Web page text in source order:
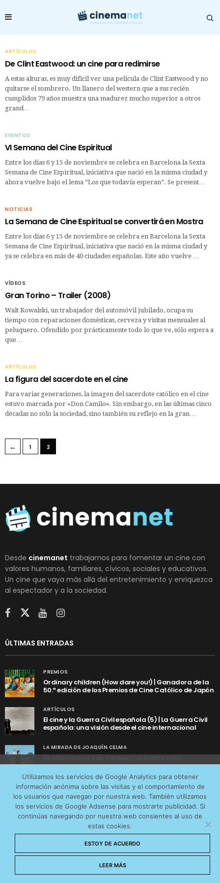
ARTÍCULOS
De Clint Eastwood: un cine para redimirse
A estas alturas, es muy difícil ver una película de Clint Eastwood y no
quitarse el sombrero. Un llanero del western que a sus recién
cumplidos 79 años muestra una madurez mucho superior a otros
grand…
EVENTOS
VI Semana del Cine Espiritual
Entre los días 6 y 15 de noviembre se celebra en Barcelona la Sexta
Semana de Cine Espiritual, iniciativa que nació en la misma ciudad y
ahora vuelve bajo el lema “Los que todavía esperan”. Se present…
NOTICIAS
La Semana de Cine Espiritual se convertirá en Mostra
Entre los días 6 y 15 de noviembre se celebra en Barcelona la Sexta
Semana de Cine Espiritual, iniciativa que nació en la misma ciudad y
ya se celebra en más de 40 ciudades españolas. Este año vuelve …
VÍDEOS
Gran Torino – Trailer (2008)
Walt Kowalski, un trabajador del automóvil jubilado, ocupa su
tiempo con reparaciones domésticas, cerveza y visitas mensuales al
peluquero. Ofendido por prácticamente todo lo que ve, sólo espera a
que…
ARTÍCULOS
La figura del sacerdote en el cine
Para varias generaciones, la imagen del sacerdote católico en el cine
estuvo marcada por «Don Camilo». Sin embargo, en las últimas cinco
décadas no solo la sociedad, sino también su reflejo en la gran…
← 1 2
Desde cinemanet trabajamos para fomentar un cine con
valores humanos, familiares, cívicos, sociales y educativos.
Un cine que vaya más allá del entretenimiento y enriquezca
al espectador y a la sociedad.
ÚLTIMAS ENTRADAS
PREMIOS
Ordinary children (How dare you!) | Ganadora de la
50.ª edición de los Premios de Cine Católico de Japón
ARTÍCULOS
El cine y la Guerra Civil española (5) | La Guerra Civil
española: una visión desde el cine internacional
LA MIRADA DE JOAQUÍN CELMA
La última ronda en Venecia | La buena vida
AVISO LEGAL CONTACTO
POLÍTICA DE COOKIES
POLÍTICA DE PRIVACIDAD
© 2026 CinemaNet. Designed by
Utilizamos los servicios de Google Analytics para obtener
información anónima sobre las visitas y el comportamiento de
los usuarios que navegan por nuestra web. También utilizamos
los servicios de Google Adsense para mostrarte publicidad. Si
continúas navegando por nuestra web consientes al uso de
estas cookies.
ESTOY DE ACUERDO
LEER MÁS
tráfico web que recibimos y conocer los servicios que
más os interesan. Puede cambiar las preferencias y
obtener más información sobre las cookies que
utilizamos en nuestra Política de cookies
Aceptar cookies
No permitir cookies